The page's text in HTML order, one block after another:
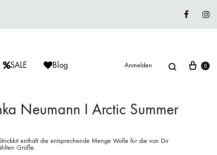
SALE Blog Anmelden Suche
Lieblingswolle
0
Neumann I Arctic Summer
enthält die entsprechende Menge Wolle für die von Dir
Größe.